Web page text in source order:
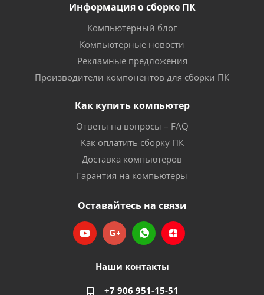
Информация о сборке ПК
Компьютерный блог
Компьютерные новости
Рекламные предложения
Производители компонентов для сборки ПК
Как купить компьютер
Ответы на вопросы – FAQ
Как оплатить сборку ПК
Доставка компьютеров
Гарантия на компьютеры
Оставайтесь на связи
Наши контакты
+7 906 951-15-51